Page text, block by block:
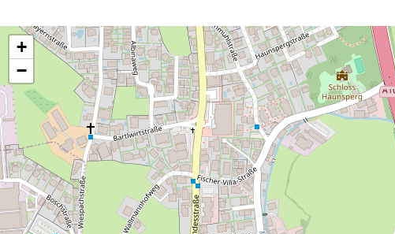
+
−